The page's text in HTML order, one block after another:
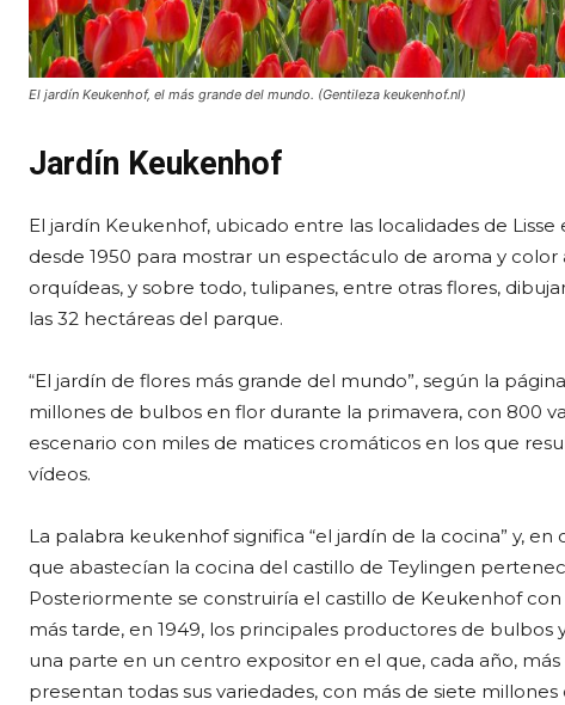
El jardín Keukenhof, el más grande del mundo. (Gentileza keukenhof.nl)
Jardín Keukenhof
El jardín Keukenhof, ubicado entre las localidades de
desde 1950 para mostrar un espectáculo de aroma y color
orquídeas, y sobre todo, tulipanes, entre otras flores,
las 32 hectáreas del parque.
“El jardín de flores más grande del mundo”, según la
millones de bulbos en flor durante la primavera, con 800
escenario con miles de matices cromáticos en los que
vídeos.
La palabra keukenhof significa “el jardín de la cocina” y,
que abastecían la cocina del castillo de Teylingen
Posteriormente se construiría el castillo de Keukenhof
más tarde, en 1949, los principales productores de
una parte en un centro expositor en el que, cada año,
presentan todas sus variedades, con más de siete